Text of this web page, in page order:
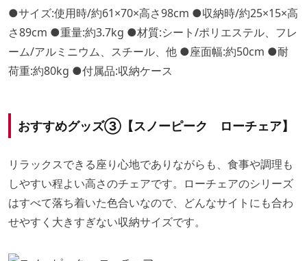
●サイズ:使用時/約61×70×高さ98cm ●収納時/約25×15×高
さ89cm ●重量:約3.7kg ●材質:シート/ポリエステル、フレ
ーム/アルミニウム、スチール、他 ●座面幅:約50cm ●耐
荷重:約80kg ●付属品:収納ケース
おすすめグッズ③【スノーピーク ローチェア】
リラックスできる座り心地でありながらも、食事や調理も
しやすい程よい高さのチェアです。ローチェアのシリーズ
はすべて落ち着いた色合いなので、どんなサイトにも合わ
せやすく大きすぎない収納サイズです。